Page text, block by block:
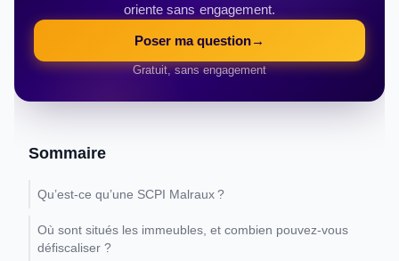
oriente sans engagement.
Poser ma question→
Gratuit, sans engagement
Sommaire
Qu’est-ce qu’une SCPI Malraux ?
Où sont situés les immeubles, et combien pouvez-vous
défiscaliser ?